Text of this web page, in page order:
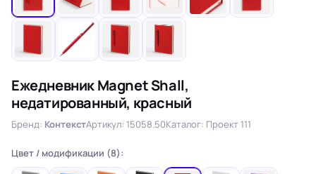
Ежедневник Magnet Shall,
недатированный, красный
Бренд: КонтекстАртикул: 15058.50Каталог: Проект 111
Цвет / модификации (8):